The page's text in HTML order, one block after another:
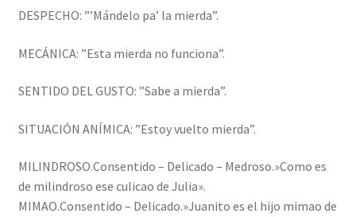
DESPECHO: ”’Mándelo pa’ la mierda”.
MECÁNICA: ”Esta mierda no funciona”.
SENTIDO DEL GUSTO: ”Sabe a mierda”.
SITUACIÓN ANÍMICA: ”Estoy vuelto mierda”.
MILINDROSO.Consentido – Delicado – Medroso.»Como es
de milindroso ese culicao de Julia».
MIMAO.Consentido – Delicado.»Juanito es el hijo mimao de